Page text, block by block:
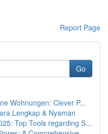
Report Page
Go
Wohnungen: Clever P...
Lengkap & Nyaman
Top Tools regarding S...